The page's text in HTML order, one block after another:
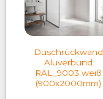
Duschrückwand
Aluverbund
RAL_9003 weiß
(900x2000mm)